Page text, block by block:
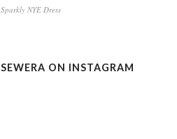
Sparkly NYE Dress
SEWERA ON INSTAGRAM